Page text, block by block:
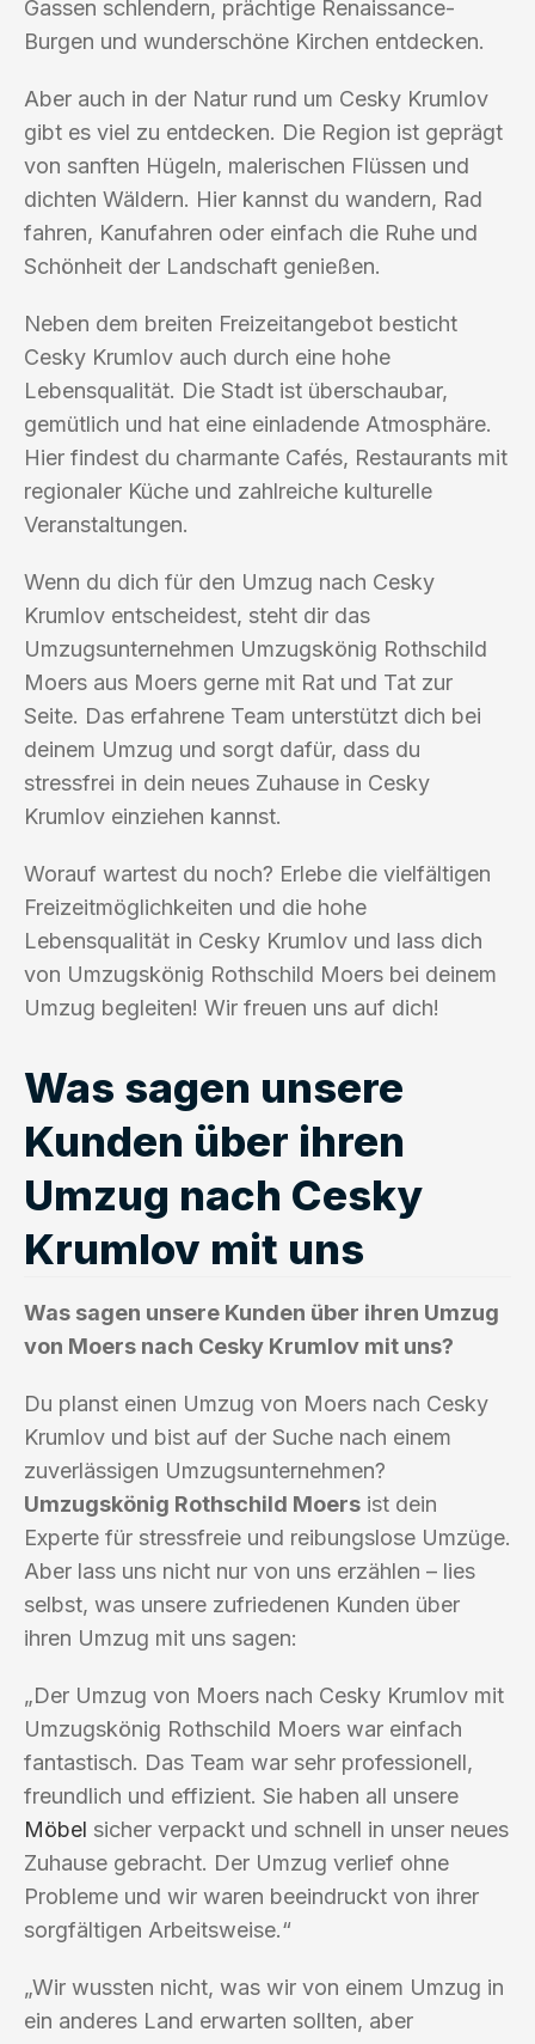
Gassen schlendern, prächtige Renaissance-
Burgen und wunderschöne Kirchen entdecken.
Aber auch in der Natur rund um Cesky Krumlov
gibt es viel zu entdecken. Die Region ist geprägt
von sanften Hügeln, malerischen Flüssen und
dichten Wäldern. Hier kannst du wandern, Rad
fahren, Kanufahren oder einfach die Ruhe und
Schönheit der Landschaft genießen.
Neben dem breiten Freizeitangebot besticht
Cesky Krumlov auch durch eine hohe
Lebensqualität. Die Stadt ist überschaubar,
gemütlich und hat eine einladende Atmosphäre.
Hier findest du charmante Cafés, Restaurants mit
regionaler Küche und zahlreiche kulturelle
Veranstaltungen.
Wenn du dich für den Umzug nach Cesky
Krumlov entscheidest, steht dir das
Umzugsunternehmen Umzugskönig Rothschild
Moers aus Moers gerne mit Rat und Tat zur
Seite. Das erfahrene Team unterstützt dich bei
deinem Umzug und sorgt dafür, dass du
stressfrei in dein neues Zuhause in Cesky
Krumlov einziehen kannst.
Worauf wartest du noch? Erlebe die vielfältigen
Freizeitmöglichkeiten und die hohe
Lebensqualität in Cesky Krumlov und lass dich
von Umzugskönig Rothschild Moers bei deinem
Umzug begleiten! Wir freuen uns auf dich!
Was sagen unsere
Kunden über ihren
Umzug nach Cesky
Krumlov mit uns
Was sagen unsere Kunden über ihren Umzug
von Moers nach Cesky Krumlov mit uns?
Du planst einen Umzug von Moers nach Cesky
Krumlov und bist auf der Suche nach einem
zuverlässigen Umzugsunternehmen?
Umzugskönig Rothschild Moers ist dein
Experte für stressfreie und reibungslose Umzüge.
Aber lass uns nicht nur von uns erzählen – lies
selbst, was unsere zufriedenen Kunden über
ihren Umzug mit uns sagen:
„Der Umzug von Moers nach Cesky Krumlov mit
Umzugskönig Rothschild Moers war einfach
fantastisch. Das Team war sehr professionell,
freundlich und effizient. Sie haben all unsere
Möbel sicher verpackt und schnell in unser neues
Zuhause gebracht. Der Umzug verlief ohne
Probleme und wir waren beeindruckt von ihrer
sorgfältigen Arbeitsweise.“
„Wir wussten nicht, was wir von einem Umzug in
ein anderes Land erwarten sollten, aber